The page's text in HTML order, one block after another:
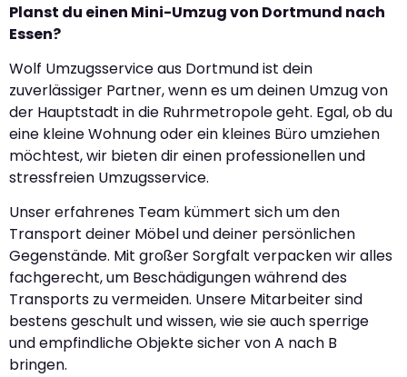
Planst du einen Mini-Umzug von Dortmund nach
Essen?
Wolf Umzugsservice aus Dortmund ist dein
zuverlässiger Partner, wenn es um deinen Umzug von
der Hauptstadt in die Ruhrmetropole geht. Egal, ob du
eine kleine Wohnung oder ein kleines Büro umziehen
möchtest, wir bieten dir einen professionellen und
stressfreien Umzugsservice.
Unser erfahrenes Team kümmert sich um den
Transport deiner Möbel und deiner persönlichen
Gegenstände. Mit großer Sorgfalt verpacken wir alles
fachgerecht, um Beschädigungen während des
Transports zu vermeiden. Unsere Mitarbeiter sind
bestens geschult und wissen, wie sie auch sperrige
und empfindliche Objekte sicher von A nach B
bringen.